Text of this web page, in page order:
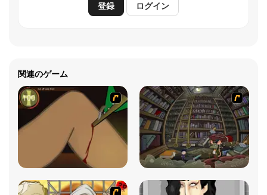
登録 ログイン
関連のゲーム